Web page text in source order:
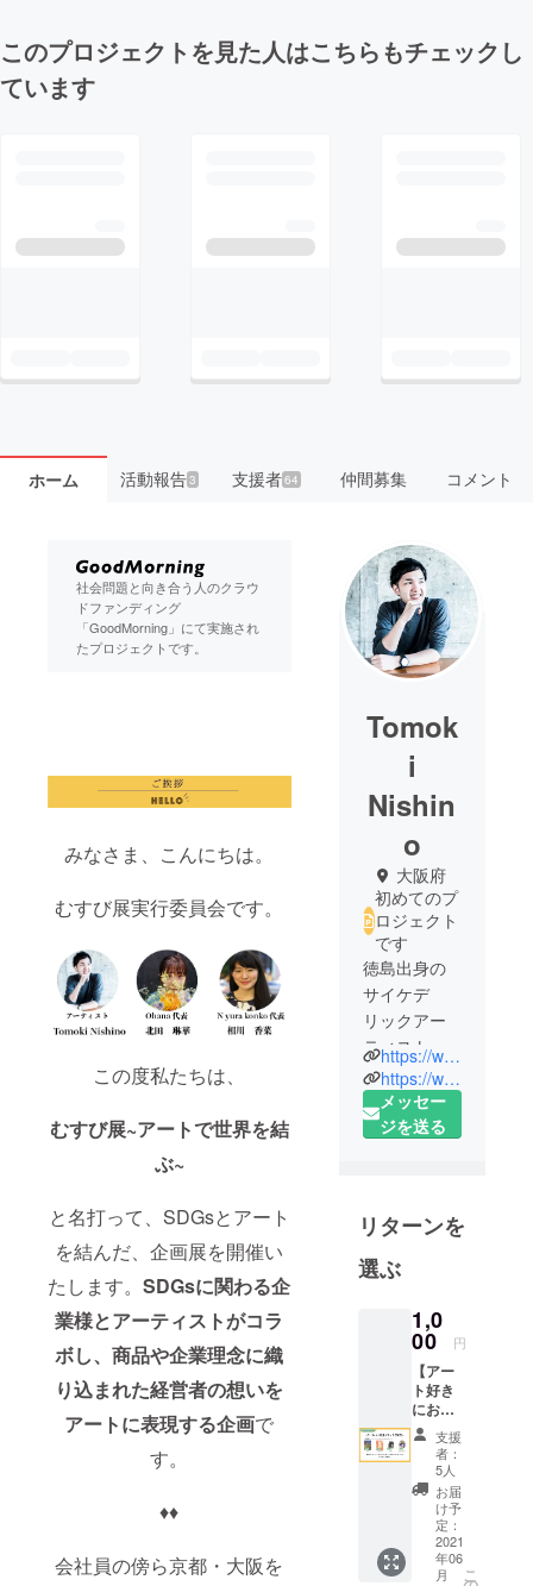
このプロジェクトを見た人はこちらもチェックし
ています
ホーム 活動報告3 支援者64 仲間募集 コメント
社会問題と向き合う人のクラウ
ドファンディング
「GoodMorning」にて実施され
たプロジェクトです。
みなさま、こんにちは。
むすび展実行委員会です。
この度私たちは、
むすび展~アートで世界を結
ぶ~
と名打って、SDGsとアート
を結んだ、企画展を開催い
たします。SDGsに関わる企
業様とアーティストがコラ
ボし、商品や企業理念に織
り込まれた経営者の想いを
アートに表現する企画で
す。
♦︎♦︎
会社員の傍ら京都・大阪を
Tomok
i
Nishin
o
大阪府
初めてのプ
ロジェクト
です
徳島出身の
サイケデ
リックアー
ティスト。
現在は大阪
や京都を中
心に活動す
色の組み合
わせを得意
としてい
2016年：個
展「Face to
Face」@京
都
2017年：個
展「Around
The Face」
@京都
2017年：第
https://www.tomokinishino.com
https://www.instagram.com/tomoki.nisin0/
メッセー
ジを送る
リターンを
選ぶ
1,0
00 円
【アー
ト好き
におす
すめ】
アー
ティス
ト応援
プラン
ご指定
いただ
いた
アー
支援
者：
5人
お届
け予
定：
2021
年06
月
こ